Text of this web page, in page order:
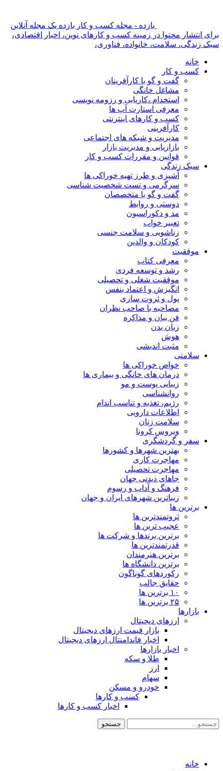
بازده - مجله کسب و کار بازده یک مجله آنلاین
برای انتشار محتوا در زمینه کسب و کارهای نوین، اخبار اقتصادی،
سبک زندگی، سلامت، خانواده، فناوری،
خانه
کسب و کار
گفت و گو با کارآفرینان
مشاغل خانگی
استخدام ،کاریابی و رزومه نویسی
معرفی استارت آپ ها
کسب و کارهای اینترنتی
کارآفرینی
مدیریت و شبکه های اجتماعی
بازاریابی و مدیریت بازار
قوانین و مقررات کسب و کار
سبک زندگی
آشپزی و طرز تهیه خوراکی ها
سرگرمی و تست شخصیت شناسی
گفت و گو با متخصصان
دوستی و روابط
مد و دکوراسیون
تعبیر خواب
زناشویی و سلامت جنسی
کودکان و والدین
موفقیت
معرفی کتاب
رشد و توسعه فردی
موفقیت شغلی و تحصیلی
انگیزش و اعتماد بنفس
پول و ثروت سازی
مصاحبه با صاحب نظران
فن بیان و مذاکره
زبان بدن
هوش
مثبت اندیشی
سلامتی
خواص خوراکی ها
درمان های خانگی و بیماری ها
زیبایی پوست و مو
روانشناسی
رژیم، تغذیه و تناسب اندام
اطلاعات دارویی
سلامت زنان
ویروس کرونا
سفر و گردشگری
بهترین شهرها و کشورها
مهاجرت کاری
مهاجرت تحصیلی
جاهای دیدنی جهان
فرهنگ و آداب و رسوم
زیباترین شهرهای ایران و جهان
برترین ها
ثروتمندترین ها
عجیب ترین ها
برترین برندها و شرکت ها
قدرتمندترین ها
برترین هنرمندان
برترین دانشگاه ها
رکوردهای گوناگون
حقایق جالب
۱۰ برترین ها
۲۵ برترین ها
بازارها
ارزهای دیجیتال
بازار قیمت ارزهای دیجیتال
اخبار فاندامنتال ارزهای دیجیتال
اخبار بازارها
طلا و سکه
ارز
سهام
خودرو و مسکن
کسب و کارها
اخبار کسب و کارها
خانه